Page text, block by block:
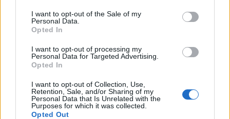
I want to opt-out of the Sale of my
Personal Data.
Opted In
I want to opt-out of processing my
Personal Data for Targeted Advertising.
Opted In
I want to opt-out of Collection, Use,
Retention, Sale, and/or Sharing of my
Personal Data that Is Unrelated with the
Purposes for which it was collected.
Opted Out
Events
Aktuelt
Shopping